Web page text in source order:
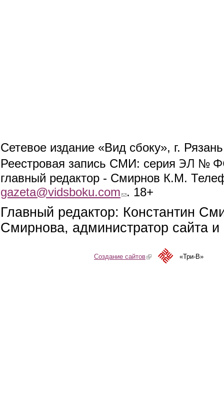
Сетевое издание «Вид сбоку», г.
Реестровая запись СМИ: серия ЭЛ №
главный редактор - Смирнов К.М.
gazeta@vidsboku.com (link sends e-mail)
. 18+
Главный редактор: Константин
Смирнова, администратор сайта
Создание сайтов(link is external)«Три-В»